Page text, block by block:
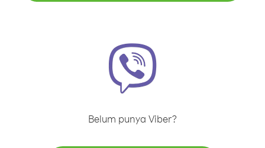
Belum punya Viber?